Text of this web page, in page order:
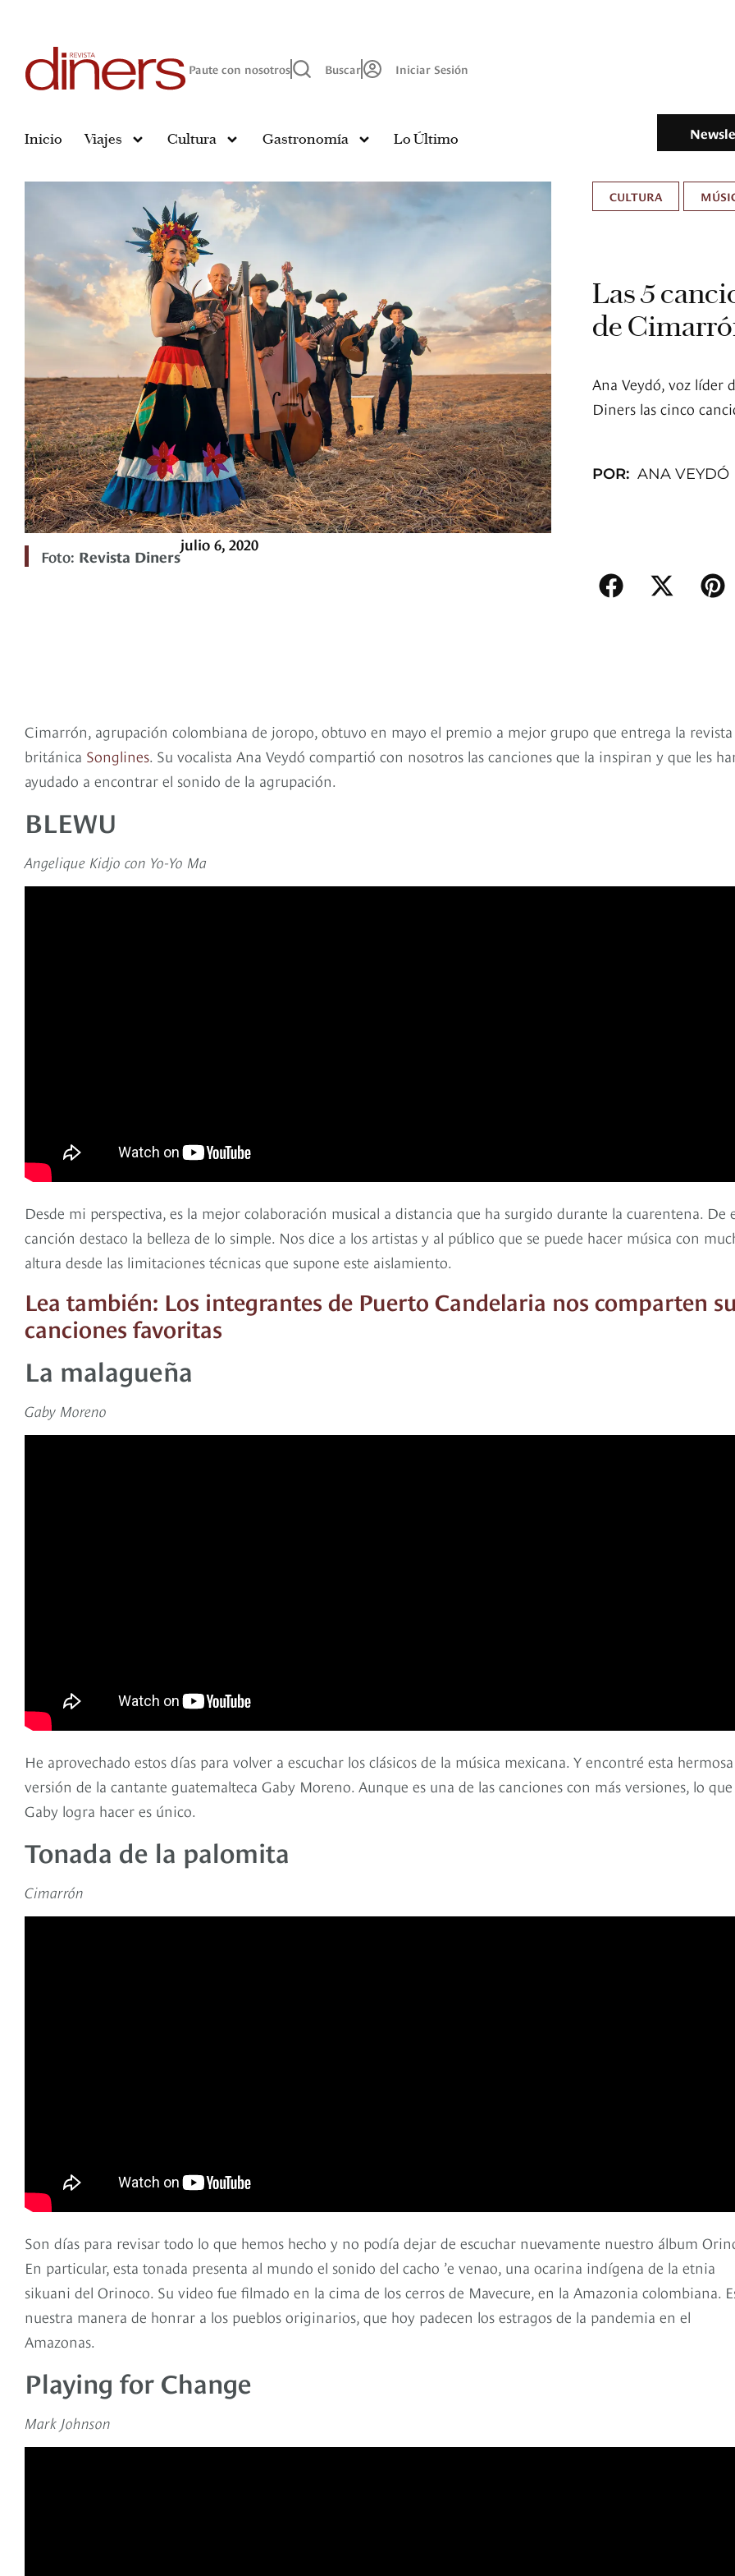
Paute con nosotros Buscar Iniciar Sesión
Inicio Viajes Cultura Gastronomía Lo Último
Foto: Revista Diners
julio 6, 2020
CULTURA
Las 5
de
Ana Veydó, voz líder
Diners las cinco
POR: ANA VEYDÓ
Cimarrón, agrupación colombiana de joropo, obtuvo en mayo el premio a mejor grupo que entrega la revista
británica Songlines. Su vocalista Ana Veydó compartió con nosotros las canciones que la inspiran y que les
ayudado a encontrar el sonido de la agrupación.
BLEWU
Angelique Kidjo con Yo-Yo Ma
Desde mi perspectiva, es la mejor colaboración musical a distancia que ha surgido durante la cuarentena. De
canción destaco la belleza de lo simple. Nos dice a los artistas y al público que se puede hacer música con
altura desde las limitaciones técnicas que supone este aislamiento.
Lea también: Los integrantes de Puerto Candelaria nos comparten
canciones favoritas
La malagueña
Gaby Moreno
He aprovechado estos días para volver a escuchar los clásicos de la música mexicana. Y encontré esta hermosa
versión de la cantante guatemalteca Gaby Moreno. Aunque es una de las canciones con más versiones, lo que
Gaby logra hacer es único.
Tonada de la palomita
Cimarrón
Son días para revisar todo lo que hemos hecho y no podía dejar de escuchar nuevamente nuestro álbum
En particular, esta tonada presenta al mundo el sonido del cacho ’e venao, una ocarina indígena de la etnia
sikuani del Orinoco. Su video fue filmado en la cima de los cerros de Mavecure, en la Amazonia colombiana.
nuestra manera de honrar a los pueblos originarios, que hoy padecen los estragos de la pandemia en el
Amazonas.
Playing for Change
Mark Johnson